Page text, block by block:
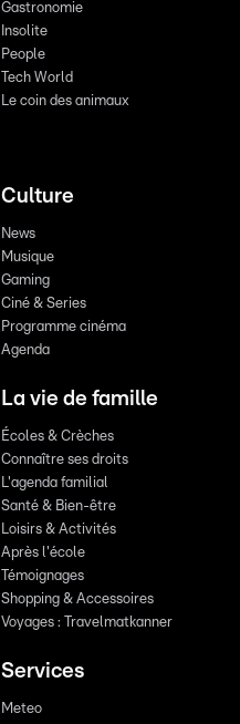
Gastronomie
Insolite
People
Tech World
Le coin des animaux
Culture
News
Musique
Gaming
Ciné & Series
Programme cinéma
Agenda
La vie de famille
Écoles & Crèches
Connaître ses droits
L'agenda familial
Santé & Bien-être
Loisirs & Activités
Après l'école
Témoignages
Shopping & Accessoires
Voyages : Travelmatkanner
Services
Meteo